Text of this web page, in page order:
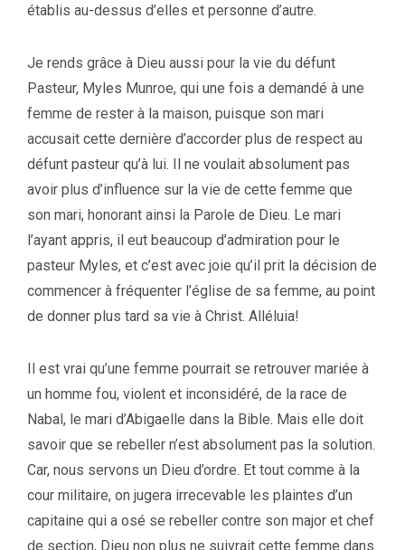
établis au-dessus d’elles et personne d’autre.
Je rends grâce à Dieu aussi pour la vie du défunt
Pasteur, Myles Munroe, qui une fois a demandé à une
femme de rester à la maison, puisque son mari
accusait cette dernière d’accorder plus de respect au
défunt pasteur qu’à lui. Il ne voulait absolument pas
avoir plus d’influence sur la vie de cette femme que
son mari, honorant ainsi la Parole de Dieu. Le mari
l’ayant appris, il eut beaucoup d’admiration pour le
pasteur Myles, et c’est avec joie qu’il prit la décision de
commencer à fréquenter l’église de sa femme, au point
de donner plus tard sa vie à Christ. Alléluia!
Il est vrai qu’une femme pourrait se retrouver mariée à
un homme fou, violent et inconsidéré, de la race de
Nabal, le mari d’Abigaelle dans la Bible. Mais elle doit
savoir que se rebeller n’est absolument pas la solution.
Car, nous servons un Dieu d’ordre. Et tout comme à la
cour militaire, on jugera irrecevable les plaintes d’un
capitaine qui a osé se rebeller contre son major et chef
de section, Dieu non plus ne suivrait cette femme dans